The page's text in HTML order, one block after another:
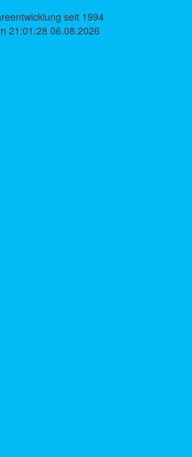
seit 1994
21:01:28 06.08.2026